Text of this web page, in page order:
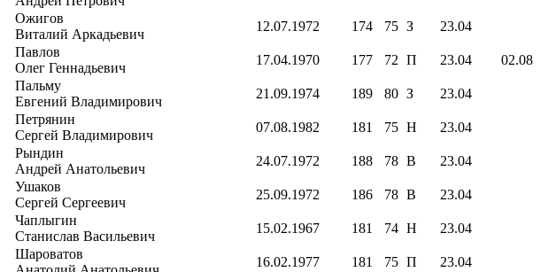
Ожигов
Виталий Аркадьевич
12.07.1972 174 75 З 23.04
Павлов
Олег Геннадьевич
17.04.1970 177 72 П 23.04 02.08
Пальму
Евгений Владимирович
21.09.1974 189 80 З 23.04
Петрянин
Сергей Владимирович
07.08.1982 181 75 Н 23.04
Рындин
Андрей Анатольевич
24.07.1972 188 78 В 23.04
Ушаков
Сергей Сергеевич
25.09.1972 186 78 В 23.04
Чаплыгин
Станислав Васильевич
15.02.1967 181 74 Н 23.04
Шароватов
16.02.1977 181 75 П 23.04